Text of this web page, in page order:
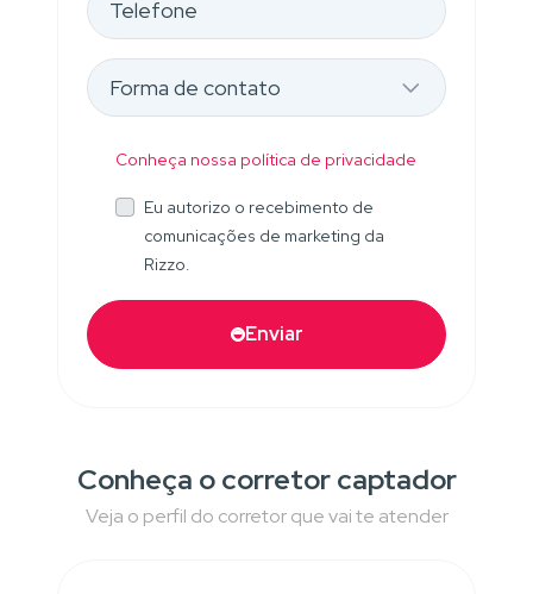
Conheça nossa política de privacidade
Eu autorizo o recebimento de
comunicações de marketing da
Rizzo.
Enviar
Conheça o corretor captador
Veja o perfil do corretor que vai te atender